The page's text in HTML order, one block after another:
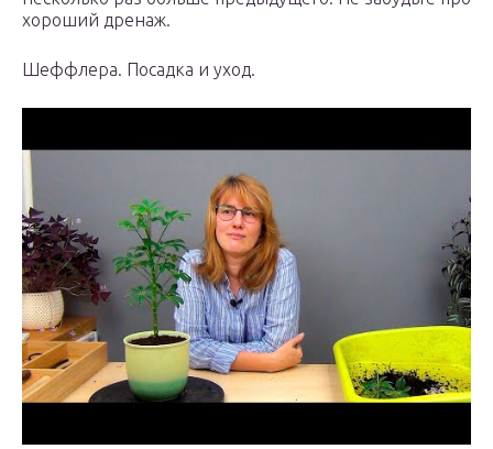
хороший дренаж.
Шеффлера. Посадка и уход.